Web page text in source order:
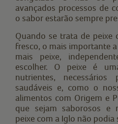
avançados processos de
o sabor estarão sempre
Quando se trata de peixe
fresco, o mais importante
mais peixe,
escolher. O peixe é
nutrientes, necessários
saudáveis e, como o
alimentos com Origem e
que sejam saborosos e
peixe com a Iglo não podia